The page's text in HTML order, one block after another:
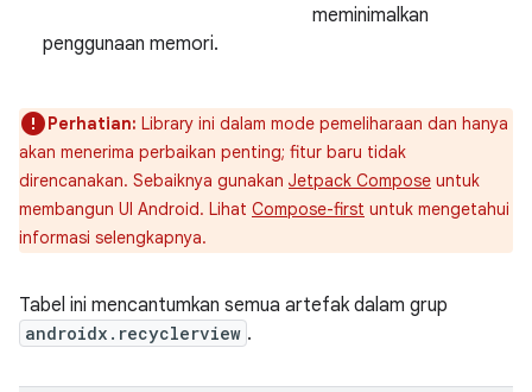
meminimalkan
penggunaan memori.
Perhatian: Library ini dalam mode pemeliharaan dan hanya
akan menerima perbaikan penting; fitur baru tidak
direncanakan. Sebaiknya gunakan Jetpack Compose untuk
membangun UI Android. Lihat Compose-first untuk mengetahui
informasi selengkapnya.
Tabel ini mencantumkan semua artefak dalam grup
androidx.recyclerview .